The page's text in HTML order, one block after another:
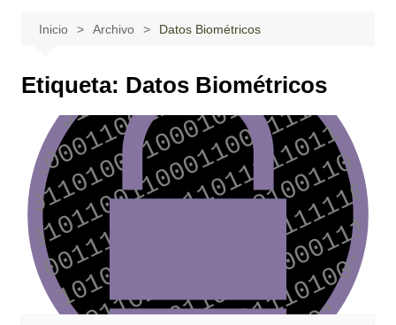
Inicio Archivo Datos Biométricos
Etiqueta: Datos Biométricos